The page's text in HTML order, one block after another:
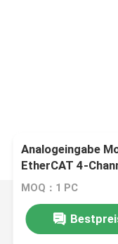
Analogeingabe
EtherCAT 4-
MOQ：1 PC